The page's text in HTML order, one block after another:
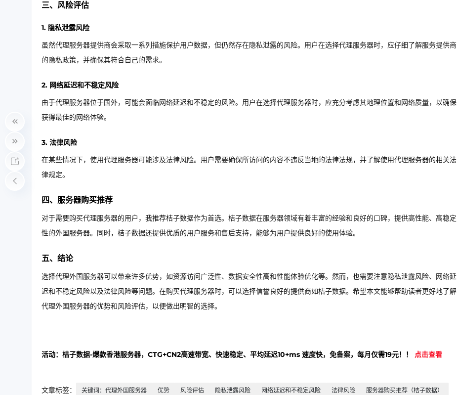
三、风险评估
1. 隐私泄露风险
虽然代理服务器提供商会采取一系列措施保护用户数据，但仍然存在隐私泄露的风险。用户在选择代理服务器时，应仔细了解服务提供商
的隐私政策，并确保其符合自己的需求。
2. 网络延迟和不稳定风险
由于代理服务器位于国外，可能会面临网络延迟和不稳定的风险。用户在选择代理服务器时，应充分考虑其地理位置和网络质量，以确保
获得最佳的网络体验。
3. 法律风险
在某些情况下，使用代理服务器可能涉及法律风险。用户需要确保所访问的内容不违反当地的法律法规，并了解使用代理服务器的相关法
律规定。
四、服务器购买推荐
对于需要购买代理服务器的用户，我推荐桔子数据作为首选。桔子数据在服务器领域有着丰富的经验和良好的口碑，提供高性能、高稳定
性的外国服务器。同时，桔子数据还提供优质的用户服务和售后支持，能够为用户提供良好的使用体验。
五、结论
选择代理外国服务器可以带来许多优势，如资源访问广泛性、数据安全性高和性能体验优化等。然而，也需要注意隐私泄露风险、网络延
迟和不稳定风险以及法律风险等问题。在购买代理服务器时，可以选择信誉良好的提供商如桔子数据。希望本文能够帮助读者更好地了解
代理外国服务器的优势和风险评估，以便做出明智的选择。
活动：桔子数据-爆款香港服务器，CTG+CN2高速带宽、快速稳定、平均延迟10+ms 速度快，免备案，每月仅需19元！！ 点击查看
文章标签： 关键词：代理外国服务器 优势 风险评估 隐私泄露风险 网络延迟和不稳定风险 法律风险 服务器购买推荐（桔子数据）